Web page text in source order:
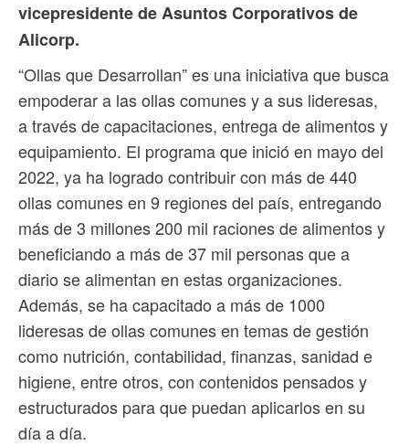
vicepresidente de Asuntos Corporativos de
Alicorp.
“Ollas que Desarrollan” es una iniciativa que busca
empoderar a las ollas comunes y a sus lideresas,
a través de capacitaciones, entrega de alimentos y
equipamiento. El programa que inició en mayo del
2022, ya ha logrado contribuir con más de 440
ollas comunes en 9 regiones del país, entregando
más de 3 millones 200 mil raciones de alimentos y
beneficiando a más de 37 mil personas que a
diario se alimentan en estas organizaciones.
Además, se ha capacitado a más de 1000
lideresas de ollas comunes en temas de gestión
como nutrición, contabilidad, finanzas, sanidad e
higiene, entre otros, con contenidos pensados y
estructurados para que puedan aplicarlos en su
día a día.